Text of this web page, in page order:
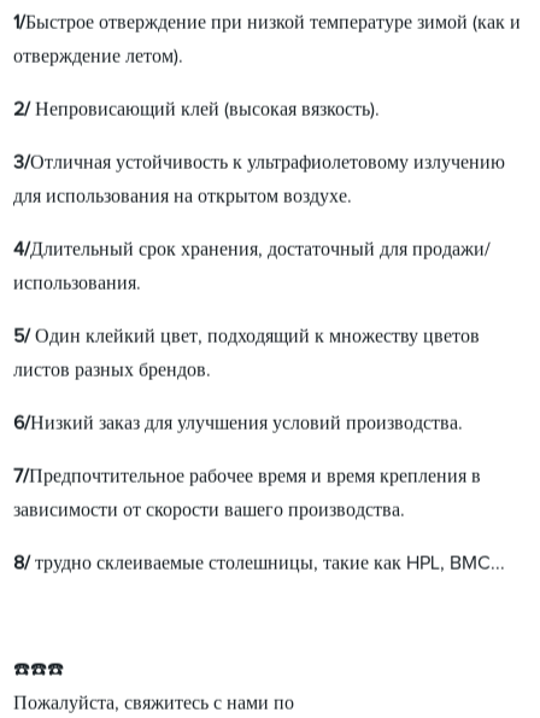
1/Быстрое отверждение при низкой температуре зимой (как и
отверждение летом).
2/Непровисающий клей (высокая вязкость).
3/Отличная устойчивость к ультрафиолетовому излучению
для использования на открытом воздухе.
4/Длительный срок хранения, достаточный для продажи/
использования.
5/Один клейкий цвет, подходящий к множеству цветов
листов разных брендов.
6/Низкий заказ для улучшения условий производства.
7/Предпочтительное рабочее время и время крепления в
зависимости от скорости вашего производства.
8/трудно склеиваемые столешницы, такие как HPL, BMC...
☎️☎️☎️
Пожалуйста, свяжитесь с нами по